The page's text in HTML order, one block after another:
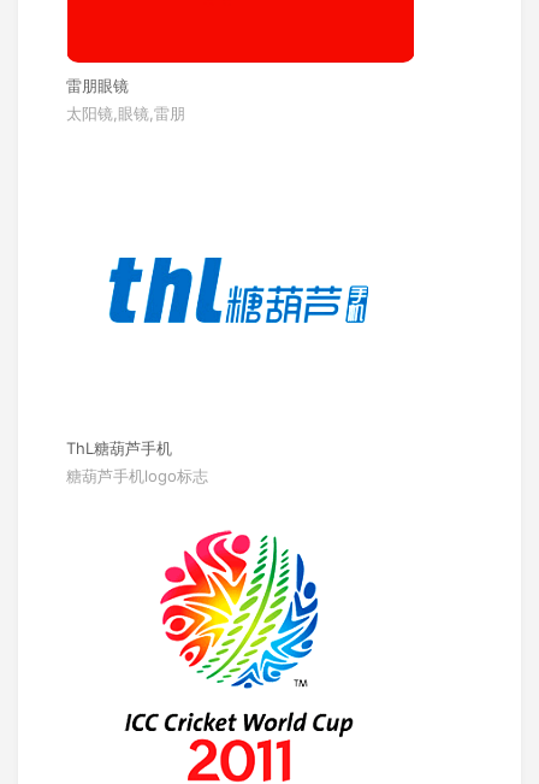
雷朋眼镜
太阳镜,眼镜,雷朋
ThL糖葫芦手机
糖葫芦手机logo标志